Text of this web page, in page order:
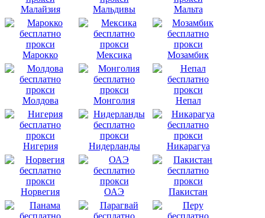
Малайзия Мальдивы Мальта
Марокко Мексика Мозамбик
Молдова Монголия Непал
Нигерия Нидерланды Никарагуа
Норвегия ОАЭ Пакистан